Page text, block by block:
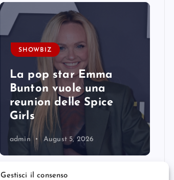
Gestisci il consenso
SHOWBIZ
La pop star Emma
Bunton vuole una
reunion delle Spice
Girls
admin August 5, 2026